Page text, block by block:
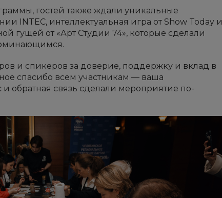
гостей также ждали уникальные
INTEC, интеллектуальная игра от Show Today и
гущей от «Арт Студии 74», которые сделали
и спикеров за доверие, поддержку и вклад в
спасибо всем участникам — ваша
обратная связь сделали мероприятие по-